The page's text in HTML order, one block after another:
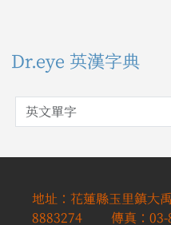
Dr.eye 英漢字典
英文單字
地址：花蓮縣玉里鎮
8883274 傳真：03-